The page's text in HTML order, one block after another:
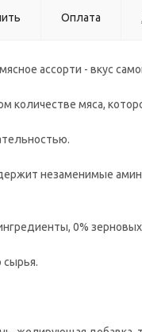
Оплата
ассорти - вкус
мяса,
незаменимые
0%
сырья.